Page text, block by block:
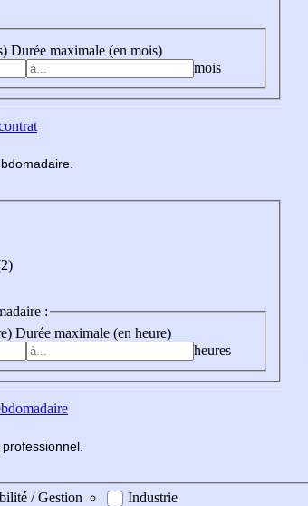
Durée maximale (en mois)
mois
madaire
:
Durée maximale (en heure)
heures
professionnel
/ Gestion
Industrie